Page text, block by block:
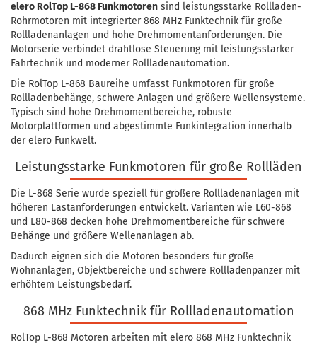
elero RolTop L-868 Funkmotoren sind leistungsstarke Rollladen-
Rohrmotoren mit integrierter 868 MHz Funktechnik für große
Rollladenanlagen und hohe Drehmomentanforderungen. Die
Motorserie verbindet drahtlose Steuerung mit leistungsstarker
Fahrtechnik und moderner Rollladenautomation.
Die RolTop L-868 Baureihe umfasst Funkmotoren für große
Rollladenbehänge, schwere Anlagen und größere Wellensysteme.
Typisch sind hohe Drehmomentbereiche, robuste
Motorplattformen und abgestimmte Funkintegration innerhalb
der elero Funkwelt.
Leistungsstarke Funkmotoren für große Rollläden
Die L-868 Serie wurde speziell für größere Rollladenanlagen mit
höheren Lastanforderungen entwickelt. Varianten wie L60-868
und L80-868 decken hohe Drehmomentbereiche für schwere
Behänge und größere Wellenanlagen ab.
Dadurch eignen sich die Motoren besonders für große
Wohnanlagen, Objektbereiche und schwere Rollladenpanzer mit
erhöhtem Leistungsbedarf.
868 MHz Funktechnik für Rollladenautomation
RolTop L-868 Motoren arbeiten mit elero 868 MHz Funktechnik